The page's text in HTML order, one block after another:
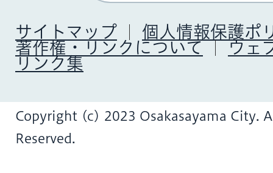
サイトマップ
個人情報保護ポ
著作権・リンクについて
ウェ
リンク集
Copyright (c) 2023 Osakasayama City.
Reserved.